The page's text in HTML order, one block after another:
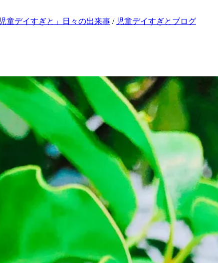
児童デイすぎと」日々の出来事 / 児童デイすぎとブログ